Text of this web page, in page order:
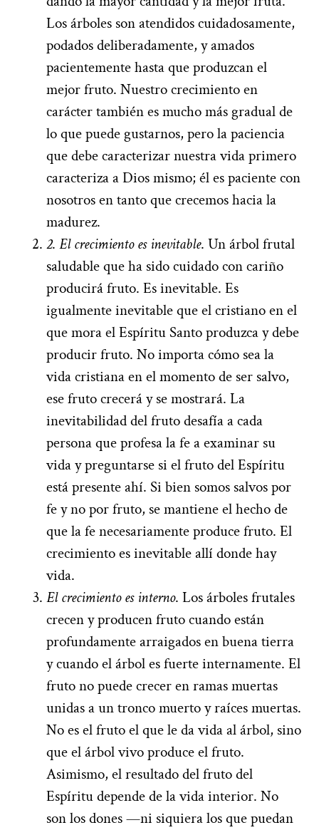
Los árboles son atendidos cuidadosamente,
podados deliberadamente, y amados
pacientemente hasta que produzcan el
mejor fruto. Nuestro crecimiento en
carácter también es mucho más gradual de
lo que puede gustarnos, pero la paciencia
que debe caracterizar nuestra vida primero
caracteriza a Dios mismo; él es paciente con
nosotros en tanto que crecemos hacia la
madurez.
2. El crecimiento es inevitable. Un árbol frutal
saludable que ha sido cuidado con cariño
producirá fruto. Es inevitable. Es
igualmente inevitable que el cristiano en el
que mora el Espíritu Santo produzca y debe
producir fruto. No importa cómo sea la
vida cristiana en el momento de ser salvo,
ese fruto crecerá y se mostrará. La
inevitabilidad del fruto desafía a cada
persona que profesa la fe a examinar su
vida y preguntarse si el fruto del Espíritu
está presente ahí. Si bien somos salvos por
fe y no por fruto, se mantiene el hecho de
que la fe necesariamente produce fruto. El
crecimiento es inevitable allí donde hay
vida.
El crecimiento es interno. Los árboles frutales
crecen y producen fruto cuando están
profundamente arraigados en buena tierra
y cuando el árbol es fuerte internamente. El
fruto no puede crecer en ramas muertas
unidas a un tronco muerto y raíces muertas.
No es el fruto el que le da vida al árbol, sino
que el árbol vivo produce el fruto.
Asimismo, el resultado del fruto del
Espíritu depende de la vida interior. No
son los dones —ni siquiera los que puedan